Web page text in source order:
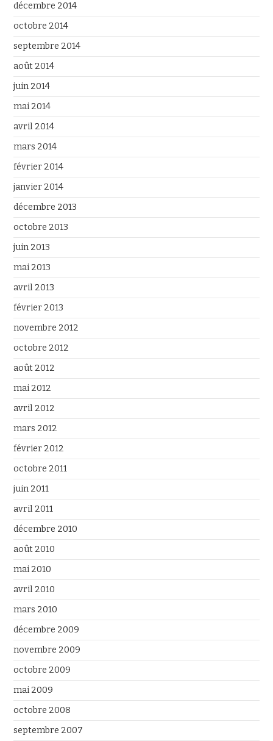
décembre 2014
octobre 2014
septembre 2014
août 2014
juin 2014
mai 2014
avril 2014
mars 2014
février 2014
janvier 2014
décembre 2013
octobre 2013
juin 2013
mai 2013
avril 2013
février 2013
novembre 2012
octobre 2012
août 2012
mai 2012
avril 2012
mars 2012
février 2012
octobre 2011
juin 2011
avril 2011
décembre 2010
août 2010
mai 2010
avril 2010
mars 2010
décembre 2009
novembre 2009
octobre 2009
mai 2009
octobre 2008
septembre 2007